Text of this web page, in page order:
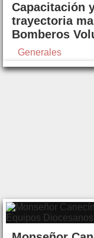
Capacitación
trayectoria
Bomberos
Generales